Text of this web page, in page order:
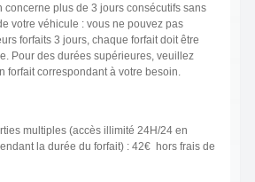
concerne plus de 3 jours consécutifs sans
votre véhicule : vous ne pouvez pas
forfaits 3 jours, chaque forfait doit être
Pour des durées supérieures, veuillez
forfait correspondant à votre besoin.
multiples (accès illimité 24H/24 en
la durée du forfait) : 42€ hors frais de